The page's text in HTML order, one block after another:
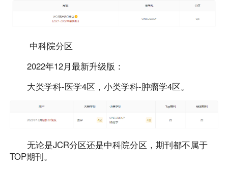
中科院分区
2022年12月最新升级版：
大类学科-医学4区，小类学科-肿瘤学4区。
无论是JCR分区还是中科院分区，期刊都不属于
TOP期刊。